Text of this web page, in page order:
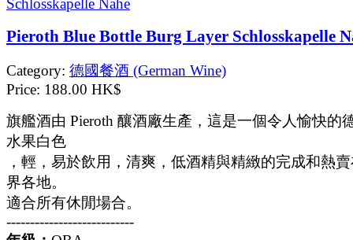
Pieroth Blue Bottle Burg Layer Schlosskapelle
Category: 德國餐酒 (German Wine)
Price: 188.00 HK$
旗艦酒由 Pieroth 釀酒廠生產，這是一個令人愉快的
水果白色
，輕，易於飲用，清爽，低酒精與精緻的完成和熱
界各地。
適合所有休閒場合。
---------------------------